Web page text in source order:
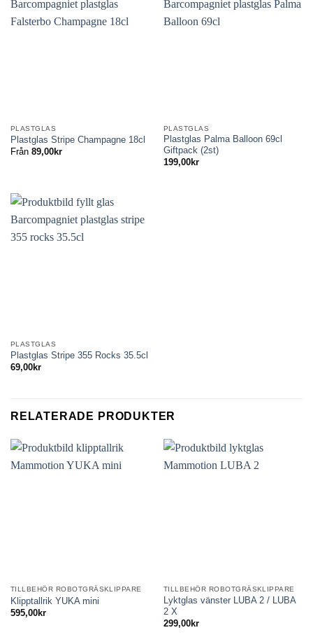
PLASTGLAS
Plastglas Stripe Champagne 18cl
Från 89,00kr
PLASTGLAS
Plastglas Palma Balloon 69cl
Giftpack (2st)
199,00kr
PLASTGLAS
Plastglas Stripe 355 Rocks 35.5cl
69,00kr
RELATERADE PRODUKTER
TILLBEHÖR ROBOTGRÄSKLIPPARE
Klipptallrik YUKA mini
595,00kr
TILLBEHÖR ROBOTGRÄSKLIPPARE
Lyktglas vänster LUBA 2 / LUBA
2 X
299,00kr